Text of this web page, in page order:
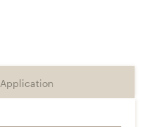
Application